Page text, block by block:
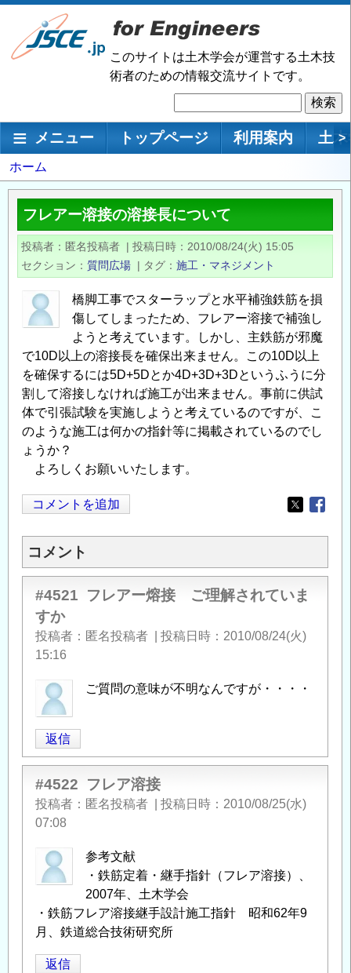
メ
ン
移
このサイトは土木学会が運営する土木技
術者のための情報交流サイトです。
索
メインナビゲーション
メニュー トップページ 利用案内 土 >
パ
ン
ず
ホーム
フレアー溶接の溶接長について
投稿者 匿名投稿者 | 投稿日時
2010/08/24(火) 15:05
セクション
質問広場 | タグ 施工・マネジメント
橋脚工事でスターラップと水平補強鉄筋を損
傷してしまったため、フレアー溶接で補強し
ようと考えています。しかし、主鉄筋が邪魔
で10D以上の溶接長を確保出来ません。この10D以上
を確保するには5D+5Dとか4D+3D+3Dというふうに分
割して溶接しなければ施工が出来ません。事前に供試
体で引張試験を実施しようと考えているのですが、こ
のような施工は何かの指針等に掲載されているのでし
ょうか？
よろしくお願いいたします。
コメントを追加
Opens in
コメント
#4521
フレアー熔接 ご理解されていま
すか
投稿者 匿名投稿者 投稿日時
2010/08/24(火)
15:16
ご質問の意味が不明なんですが・・・・
返信
#4522 フレア溶接
投稿者 匿名投稿者 投稿日時
2010/08/25(水)
07:08
参考文献
・鉄筋定着・継手指針（フレア溶接）、
2007年、土木学会
・鉄筋フレア溶接継手設計施工指針 昭和62年9
月、鉄道総合技術研究所
返信